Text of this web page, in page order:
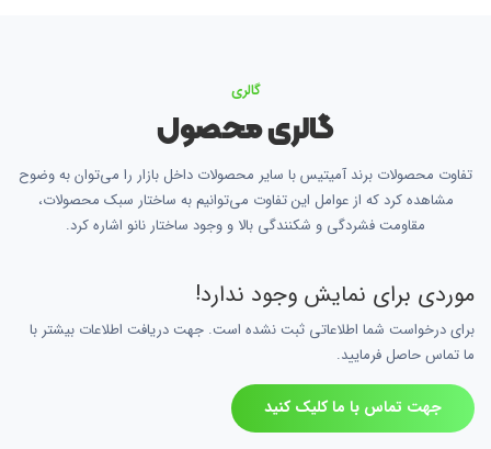
گالری
گالری محصول
تفاوت محصولات برند آمیتیس با سایر محصولات داخل بازار را می‌توان به وضوح
مشاهده کرد که از عوامل این تفاوت می‌توانیم به ساختار سبک محصولات،
مقاومت فشردگی و شکنندگی بالا و وجود ساختار نانو اشاره کرد.
موردی برای نمایش وجود ندارد!
برای درخواست شما اطلاعاتی ثبت نشده است. جهت دریافت اطلاعات بیشتر با
ما تماس حاصل فرمایید.
جهت تماس با ما کلیک کنید